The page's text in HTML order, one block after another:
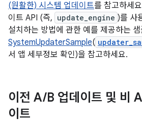
(원활한) 시스템 업데이트를 참고하세
이트 API (즉, update_engine )를 사
설치하는 방법에 관한 예를 제공하는
SystemUpdaterSample(
서 앱 세부정보 확인)을 참고하세요.
이전 A/B 업데이트 및 비 A
이트